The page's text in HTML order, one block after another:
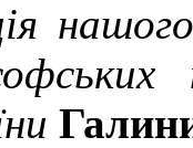
нашого